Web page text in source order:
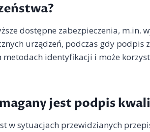
dostępne zabezpieczenia, m.in.
urządzeń, podczas gdy podpis
identyfikacji i może
jest podpis
w sytuacjach przewidzianych